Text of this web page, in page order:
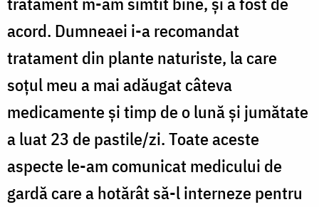
acord. Dumneaei i-a recomandat
tratament din plante naturiste, la care
soțul meu a mai adăugat câteva
medicamente și timp de o lună și jumătate
a luat 23 de pastile/zi. Toate aceste
aspecte le-am comunicat medicului de
gardă care a hotărât să-l interneze pentru